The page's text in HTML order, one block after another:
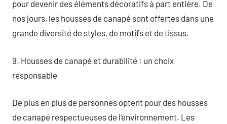
pour devenir des éléments décoratifs à part entière. De
nos jours, les housses de canapé sont offertes dans une
grande diversité de styles, de motifs et de tissus.
9. Housses de canapé et durabilité : un choix
responsable
De plus en plus de personnes optent pour des housses
de canapé respectueuses de l’environnement. Les